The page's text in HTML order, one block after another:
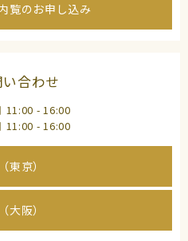
覧のお申し込み
合わせ
11:00 - 16:00
11:00 - 16:00
東京）
大阪）